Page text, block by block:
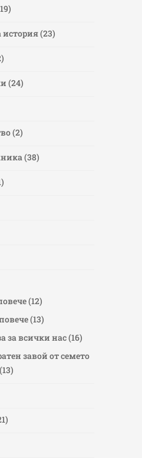
(23)
(24)
(2)
(38)
(12)
(13)
за всички нас(16)
завой от семето